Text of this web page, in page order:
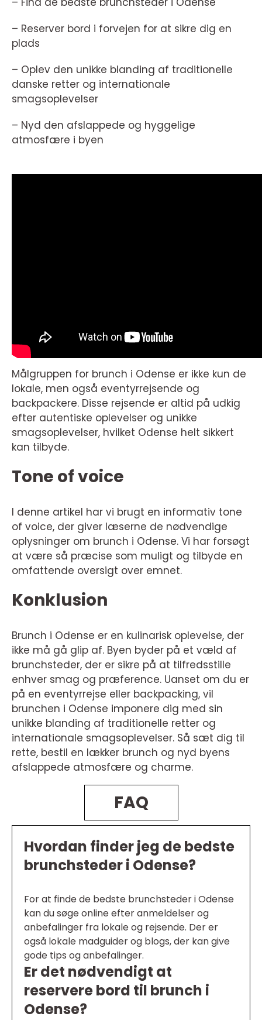
– Reserver bord i forvejen for at sikre dig en
plads
– Oplev den unikke blanding af traditionelle
danske retter og internationale
smagsoplevelser
– Nyd den afslappede og hyggelige
atmosfære i byen
Målgruppen for brunch i Odense er ikke kun de
lokale, men også eventyrrejsende og
backpackere. Disse rejsende er altid på udkig
efter autentiske oplevelser og unikke
smagsoplevelser, hvilket Odense helt sikkert
kan tilbyde.
Tone of voice
I denne artikel har vi brugt en informativ tone
of voice, der giver læserne de nødvendige
oplysninger om brunch i Odense. Vi har forsøgt
at være så præcise som muligt og tilbyde en
omfattende oversigt over emnet.
Konklusion
Brunch i Odense er en kulinarisk oplevelse, der
ikke må gå glip af. Byen byder på et væld af
brunchsteder, der er sikre på at tilfredsstille
enhver smag og præference. Uanset om du er
på en eventyrrejse eller backpacking, vil
brunchen i Odense imponere dig med sin
unikke blanding af traditionelle retter og
internationale smagsoplevelser. Så sæt dig til
rette, bestil en lækker brunch og nyd byens
afslappede atmosfære og charme.
FAQ
Hvordan finder jeg de bedste
brunchsteder i Odense?
For at finde de bedste brunchsteder i Odense
kan du søge online efter anmeldelser og
anbefalinger fra lokale og rejsende. Der er
også lokale madguider og blogs, der kan give
gode tips og anbefalinger.
Er det nødvendigt at
reservere bord til brunch i
Odense?